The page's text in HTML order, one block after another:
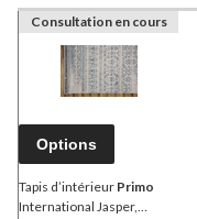
Consultation en cours
Options
Tapis d’intérieur Primo
International Jasper,